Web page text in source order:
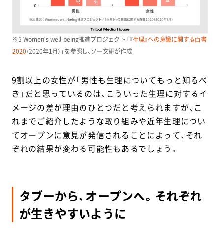
※5 Womenʼs well-being推進プロジェクト「『⽣理』への意識に関する⽩書
2020（2020年1月）」を参照し、ソー文研が作成
9割以上の女性が「男性も生理についてもっと知るべ
き」だと思っているのは、こういった生理に対するイ
メージの差が理由のひとつだと考えられますが、こ
れまでご紹介したような取り組みや近年生理につい
てオープンに意見が発信されることによって、それ
ぞれの結果が変わる可能性もあるでしょう。
タブーから、オープンへ。それぞれ
が生きやすいように